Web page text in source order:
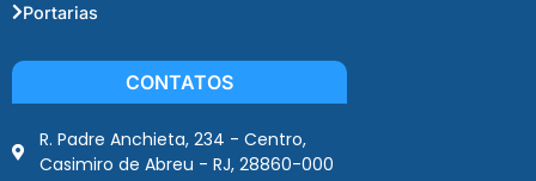
Portarias
CONTATOS
R. Padre Anchieta, 234 - Centro,
Casimiro de Abreu - RJ, 28860-000